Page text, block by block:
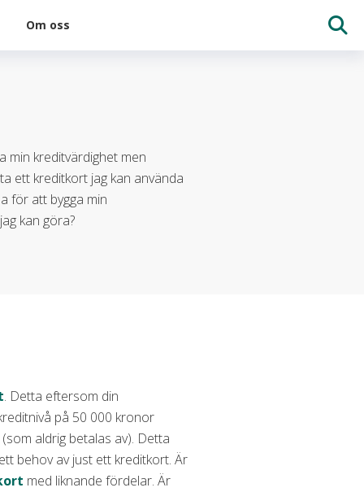
Om oss
min kreditvärdighet men
ett kreditkort jag kan använda
för att bygga min
kan göra?
. Detta eftersom din
på 50 000 kronor
aldrig betalas av). Detta
behov av just ett kreditkort. Är
med liknande fördelar. Är